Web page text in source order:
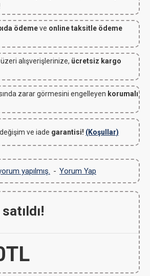
ödemeve online taksitle ödeme
alışverişlerinize, ücretsiz kargo
zarar görmesini engelleyen korumalı
ve iade garantisi! (Koşullar)
yapılmış. - Yorum Yap